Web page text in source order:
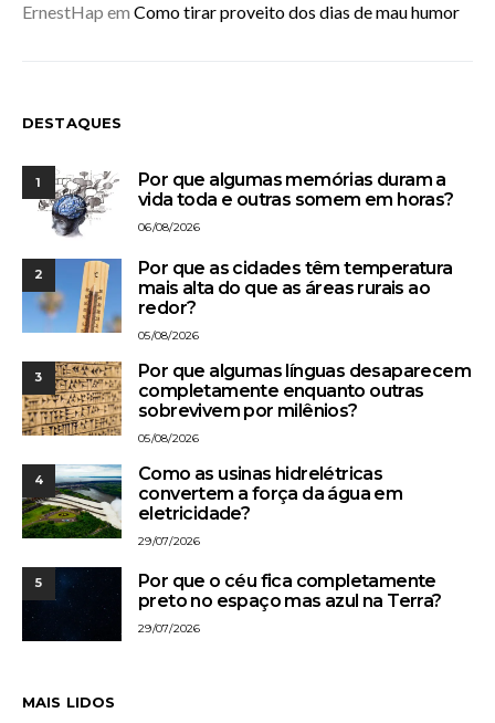
ErnestHap em Como tirar proveito dos dias de mau humor
DESTAQUES
1
Por que algumas memórias duram a
vida toda e outras somem em horas?
06/08/2026
2
Por que as cidades têm temperatura
mais alta do que as áreas rurais ao
redor?
05/08/2026
3
Por que algumas línguas desaparecem
completamente enquanto outras
sobrevivem por milênios?
05/08/2026
4
Como as usinas hidrelétricas
convertem a força da água em
eletricidade?
29/07/2026
5
Por que o céu fica completamente
preto no espaço mas azul na Terra?
29/07/2026
MAIS LIDOS